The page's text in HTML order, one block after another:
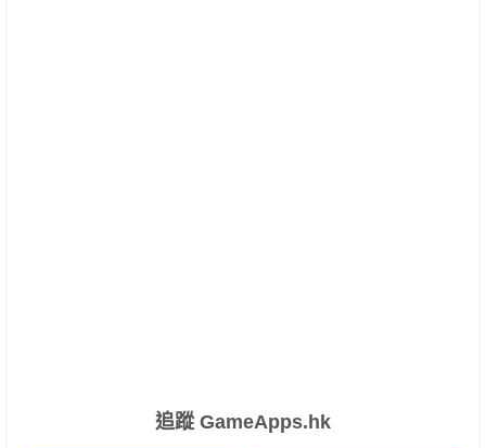
追蹤 GameApps.hk